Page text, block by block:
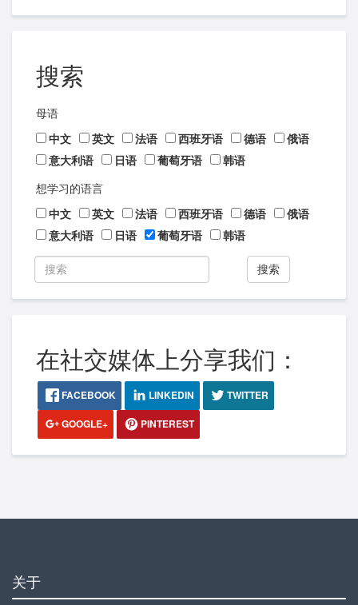
搜索
母语
中文
英文 法语 西班牙语 德语
俄语
意大利语
日语 葡萄牙语 韩语
想学习的语言
中文
英文 法语 西班牙语 德语
俄语
意大利语
日语 葡萄牙语 韩语
搜索
在社交媒体上分享我们：
FACEBOOK LINKEDIN
TWITTER
GOOGLE+
PINTEREST
关于